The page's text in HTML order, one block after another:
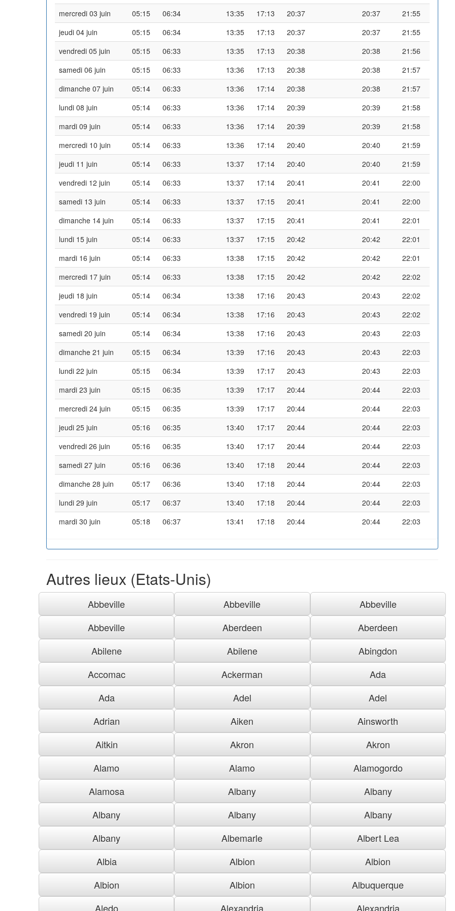
mercredi 03 juin
05:15 06:34 13:35 17:13 20:37 20:37
21:55
jeudi 04 juin
05:15 06:34 13:35 17:13 20:37 20:37
21:55
vendredi 05 juin
05:15 06:33 13:35 17:13 20:38 20:38
21:56
samedi 06 juin
05:15 06:33 13:36 17:13 20:38 20:38
21:57
dimanche 07 juin
05:14 06:33 13:36 17:14 20:38 20:38
21:57
lundi 08 juin
05:14 06:33 13:36 17:14 20:39 20:39
21:58
mardi 09 juin
05:14 06:33 13:36 17:14 20:39 20:39
21:58
mercredi 10 juin
05:14 06:33 13:36 17:14 20:40 20:40
21:59
jeudi 11 juin
05:14 06:33 13:37 17:14 20:40 20:40
21:59
vendredi 12 juin
05:14 06:33 13:37 17:14 20:41 20:41
22:00
samedi 13 juin
05:14 06:33 13:37 17:15 20:41 20:41
22:00
dimanche 14 juin
05:14 06:33 13:37 17:15 20:41 20:41
22:01
lundi 15 juin
05:14 06:33 13:37 17:15 20:42 20:42
22:01
mardi 16 juin
05:14 06:33 13:38 17:15 20:42 20:42
22:01
mercredi 17 juin
05:14 06:33 13:38 17:15 20:42 20:42
22:02
jeudi 18 juin
05:14 06:34 13:38 17:16 20:43 20:43
22:02
vendredi 19 juin
05:14 06:34 13:38 17:16 20:43 20:43
22:02
samedi 20 juin
05:14 06:34 13:38 17:16 20:43 20:43
22:03
dimanche 21 juin
05:15 06:34 13:39 17:16 20:43 20:43
22:03
lundi 22 juin
05:15 06:34 13:39 17:17 20:43 20:43
22:03
mardi 23 juin
05:15 06:35 13:39 17:17 20:44 20:44
22:03
mercredi 24 juin
05:15 06:35 13:39 17:17 20:44 20:44
22:03
jeudi 25 juin
05:16 06:35 13:40 17:17 20:44 20:44
22:03
vendredi 26 juin
05:16 06:35 13:40 17:17 20:44 20:44
22:03
samedi 27 juin
05:16 06:36 13:40 17:18 20:44 20:44
22:03
dimanche 28 juin
05:17 06:36 13:40 17:18 20:44 20:44
22:03
lundi 29 juin
05:17 06:37 13:40 17:18 20:44 20:44
22:03
mardi 30 juin
05:18 06:37 13:41 17:18 20:44 20:44 22:03
Autres lieux (Etats-Unis)
Abbeville Abbeville
Abbeville
Abbeville
Aberdeen
Aberdeen
Abilene
Abilene
Abingdon
Accomac
Ackerman
Ada
Ada
Adel
Adel
Adrian
Aiken
Ainsworth
Aitkin
Akron
Akron
Alamo
Alamo
Alamogordo
Alamosa
Albany
Albany
Albany
Albany
Albany
Albany
Albemarle
Albert Lea
Albia
Albion
Albion
Albion
Albion
Albuquerque
Aledo
Alexandria Alexandria